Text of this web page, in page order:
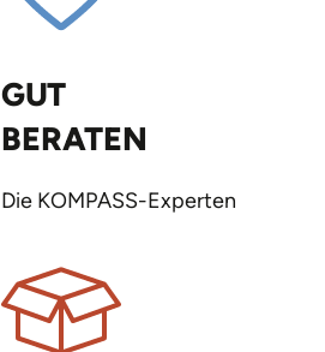
GUT
BERATEN
Die KOMPASS-Experten